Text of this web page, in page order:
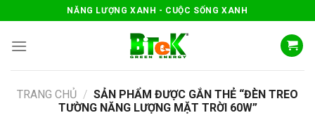
content
NĂNG LƯỢNG XANH - CUỘC SỐNG XANH
TRANG CHỦ / SẢN PHẨM ĐƯỢC GẮN THẺ “ĐÈN TREO
TƯỜNG NĂNG LƯỢNG MẶT TRỜI 60W”